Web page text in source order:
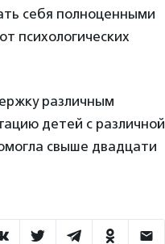
себя полноценными
психологических
различным
детей с различной
свыше двадцати